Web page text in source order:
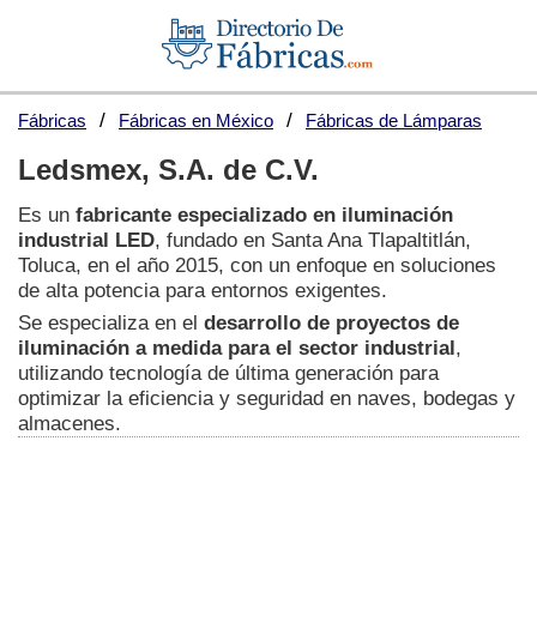
Fábricas Fábricas en México Fábricas de Lámparas
Ledsmex, S.A. de C.V.
Es un fabricante especializado en iluminación
industrial LED, fundado en Santa Ana Tlapaltitlán,
Toluca, en el año 2015, con un enfoque en soluciones
de alta potencia para entornos exigentes.
Se especializa en el desarrollo de proyectos de
iluminación a medida para el sector industrial,
utilizando tecnología de última generación para
optimizar la eficiencia y seguridad en naves, bodegas y
almacenes.